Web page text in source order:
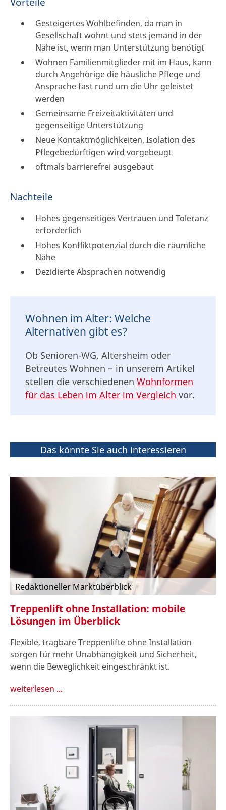
Gesteigertes Wohlbefinden, da man in
Gesellschaft wohnt und stets jemand in der
Nähe ist, wenn man Unterstützung benötigt
Wohnen Familienmitglieder mit im Haus, kann
durch Angehörige die häusliche Pflege und
Ansprache fast rund um die Uhr geleistet
werden
Gemeinsame Freizeitaktivitäten und
gegenseitige Unterstützung
Neue Kontaktmöglichkeiten, Isolation des
Pflegebedürftigen wird vorgebeugt
oftmals barrierefrei ausgebaut
Nachteile
Hohes gegenseitiges Vertrauen und Toleranz
erforderlich
Hohes Konfliktpotenzial durch die räumliche
Nähe
Dezidierte Absprachen notwendig
Wohnen im Alter: Welche
Alternativen gibt es?
Ob Senioren-WG, Altersheim oder
Betreutes Wohnen − in unserem Artikel
stellen die verschiedenen Wohnformen
für das Leben im Alter im Vergleich vor.
Das könnte Sie auch interessieren
Redaktioneller Marktüberblick
Treppenlift ohne Installation: mobile
Lösungen im Überblick
Flexible, tragbare Treppenlifte ohne Installation
sorgen für mehr Unabhängigkeit und Sicherheit,
wenn die Beweglichkeit eingeschränkt ist.
weiterlesen ...